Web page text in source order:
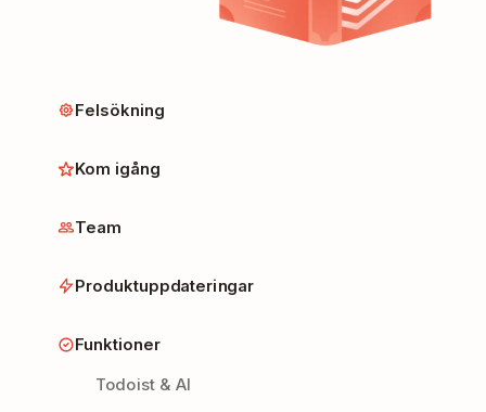
Felsökning
Kom igång
Team
Produktuppdateringar
Funktioner
Todoist & AI